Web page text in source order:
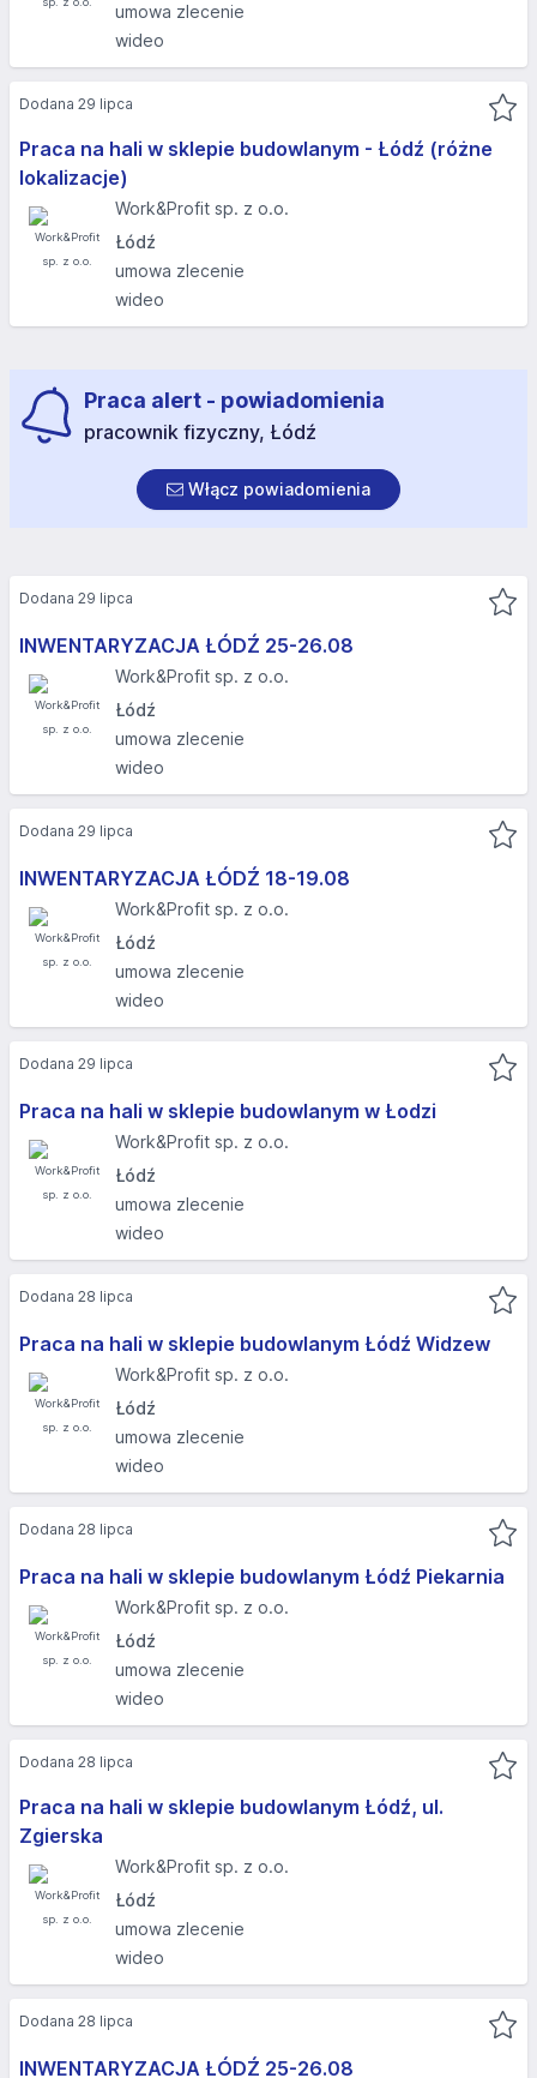
umowa zlecenie
wideo
Praca na hali w sklepie budowlanym - Łódź (różne
lokalizacje)
Work&Profit sp. z o.o.
Łódź
umowa zlecenie
wideo
Dodana 29 lipca
Praca alert - powiadomienia
pracownik fizyczny, Łódź
Włącz powiadomienia
INWENTARYZACJA ŁÓDŹ 25-26.08​
Work&Profit sp. z o.o.
Łódź
umowa zlecenie
wideo
Dodana 29 lipca
INWENTARYZACJA ŁÓDŹ 18-19.08​
Work&Profit sp. z o.o.
Łódź
umowa zlecenie
wideo
Dodana 29 lipca
Praca na hali w sklepie budowlanym w Łodzi
Work&Profit sp. z o.o.
Łódź
umowa zlecenie
wideo
Dodana 29 lipca
Praca na hali w sklepie budowlanym Łódź Widzew
Work&Profit sp. z o.o.
Łódź
umowa zlecenie
wideo
Dodana 28 lipca
Praca na hali w sklepie budowlanym Łódź Piekarnia
Work&Profit sp. z o.o.
Łódź
umowa zlecenie
wideo
Dodana 28 lipca
Praca na hali w sklepie budowlanym Łódź, ul.
Zgierska
Work&Profit sp. z o.o.
Łódź
umowa zlecenie
wideo
Dodana 28 lipca
INWENTARYZACJA ŁÓDŹ 25-26.08​
Dodana 28 lipca